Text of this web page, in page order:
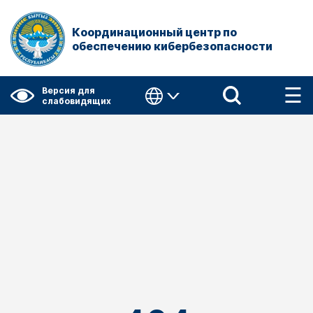
Координационный центр по
обеспечению кибербезопасности
Версия для
слабовидящих
☰